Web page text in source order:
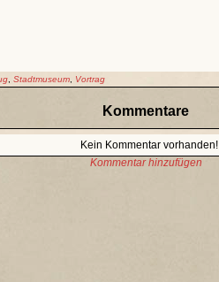
Stadtmuseum Vortrag
Kommentare
Kein Kommentar vorhanden!
Kommentar hinzufügen